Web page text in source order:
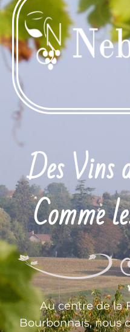
Des Vins
Comme
Au centre de la
Bourbonnais, nous